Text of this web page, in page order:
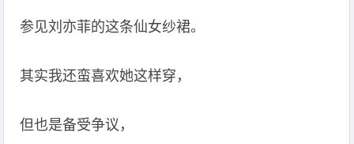
参见刘亦菲的这条仙女纱裙。
其实我还蛮喜欢她这样穿，
但也是备受争议，